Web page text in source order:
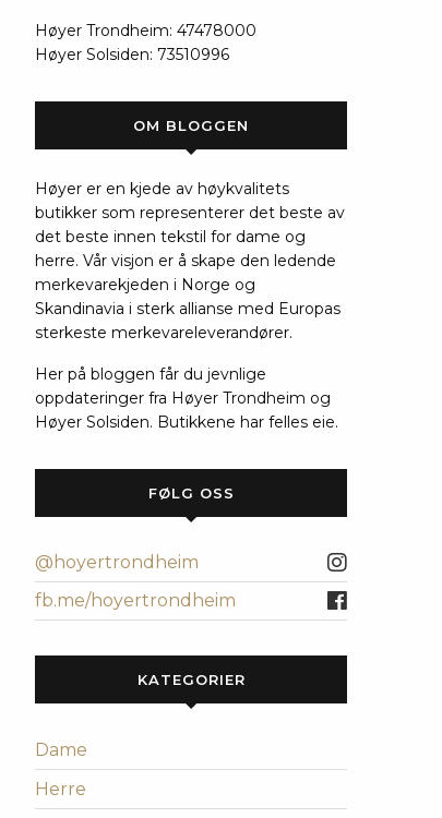
Høyer Trondheim: 47478000
Høyer Solsiden: 73510996
OM BLOGGEN
Høyer er en kjede av høykvalitets
butikker som representerer det beste av
det beste innen tekstil for dame og
herre. Vår visjon er å skape den ledende
merkevarekjeden i Norge og
Skandinavia i sterk allianse med Europas
sterkeste merkevareleverandører.
Her på bloggen får du jevnlige
oppdateringer fra Høyer Trondheim og
Høyer Solsiden. Butikkene har felles eie.
FØLG OSS
@hoyertrondheim
fb.me/hoyertrondheim
KATEGORIER
Dame
Herre